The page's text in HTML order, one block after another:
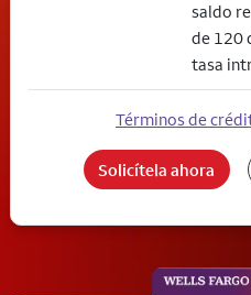
saldo
de 120
tasa
Términos de
Solicítela ahora